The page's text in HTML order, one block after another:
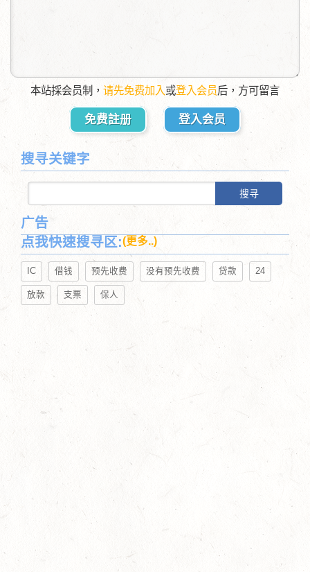
本站採会员制， 请先免费加入或登入会员后，方可留言
免费註册 登入会员
搜寻关键字
搜寻
广告
点我快速搜寻区:(更多..)
IC 借钱 预先收费 没有预先收费 贷款 24
放款 支票 保人